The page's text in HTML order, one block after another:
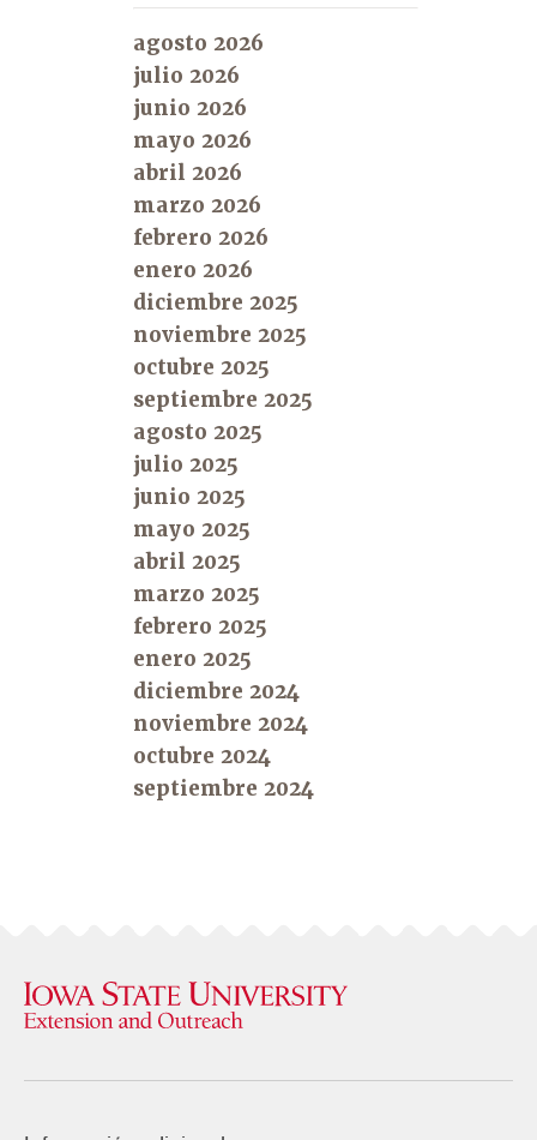
agosto 2026
julio 2026
junio 2026
mayo 2026
abril 2026
marzo 2026
febrero 2026
enero 2026
diciembre 2025
noviembre 2025
octubre 2025
septiembre 2025
agosto 2025
julio 2025
junio 2025
mayo 2025
abril 2025
marzo 2025
febrero 2025
enero 2025
diciembre 2024
noviembre 2024
octubre 2024
septiembre 2024